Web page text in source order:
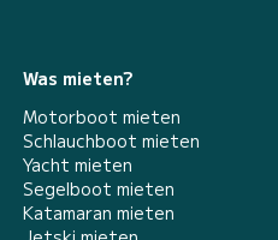
Was mieten?
Motorboot mieten
Schlauchboot mieten
Yacht mieten
Segelboot mieten
Katamaran mieten